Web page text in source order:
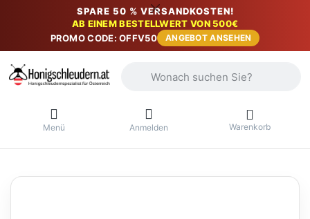
SPARE 50 % VERSANDKOSTEN!
AB EINEM BESTELLWERT VON 500€
PROMO CODE: OFFV50
ANGEBOT ANSEHEN
Menü Anmelden Warenkorb